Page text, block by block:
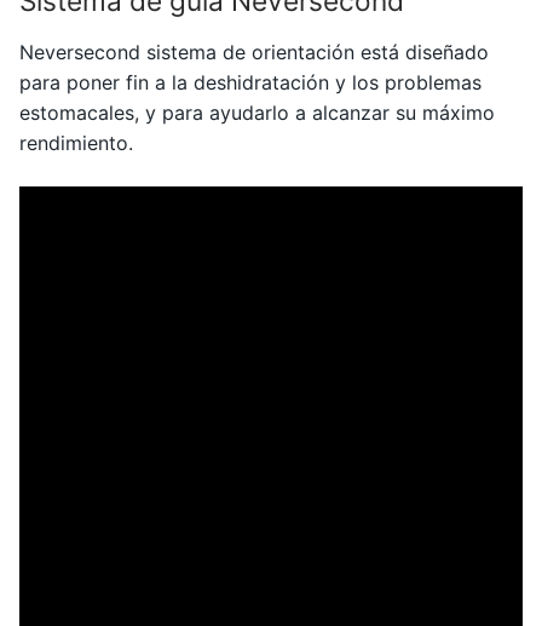
Neversecond sistema de orientación está diseñado
para poner fin a la deshidratación y los problemas
estomacales, y para ayudarlo a alcanzar su máximo
rendimiento.